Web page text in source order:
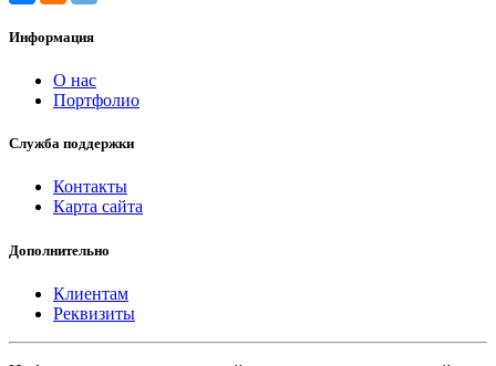
Информация
О нас
Портфолио
Служба поддержки
Контакты
Карта сайта
Дополнительно
Клиентам
Реквизиты